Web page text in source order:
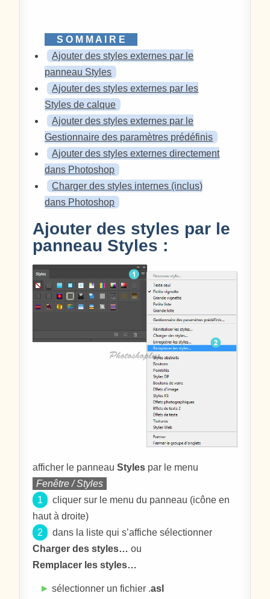
Ajouter des styles externes par le
panneau Styles
Ajouter des styles externes par les
Styles de calque
Ajouter des styles externes par le
Gestionnaire des paramètres prédéfinis
Ajouter des styles externes directement
dans Photoshop
Charger des styles internes (inclus)
dans Photoshop
Ajouter des styles par le
panneau Styles :
afficher le panneauStyles par le menu
Fenêtre / Styles
1
cliquer sur le menu du panneau (icône en
haut à droite)
2
dans la liste qui s’affiche sélectionner
Charger des styles… ou
Remplacer les styles…
► sélectionner un fichier .asl